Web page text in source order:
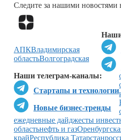
Следите за нашими новостями
Наши
Наши телеграм-каналы:
Стартапы и технологии
Новые бизнес-тренды
АПКВладимирская
областьВолгоградская
ежедневные дайджесты
областьнефть и газ
крайРеспублика Татарстан